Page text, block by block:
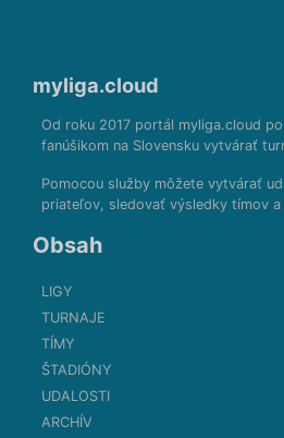
myliga.cloud
Od roku 2017 portál myliga.cloud
fanúšikom na Slovensku vytvárať
Pomocou služby môžete vytvárať
priateľov, sledovať výsledky tímov
Obsah
LIGY
TURNAJE
TÍMY
ŠTADIÓNY
UDALOSTI
ARCHÍV